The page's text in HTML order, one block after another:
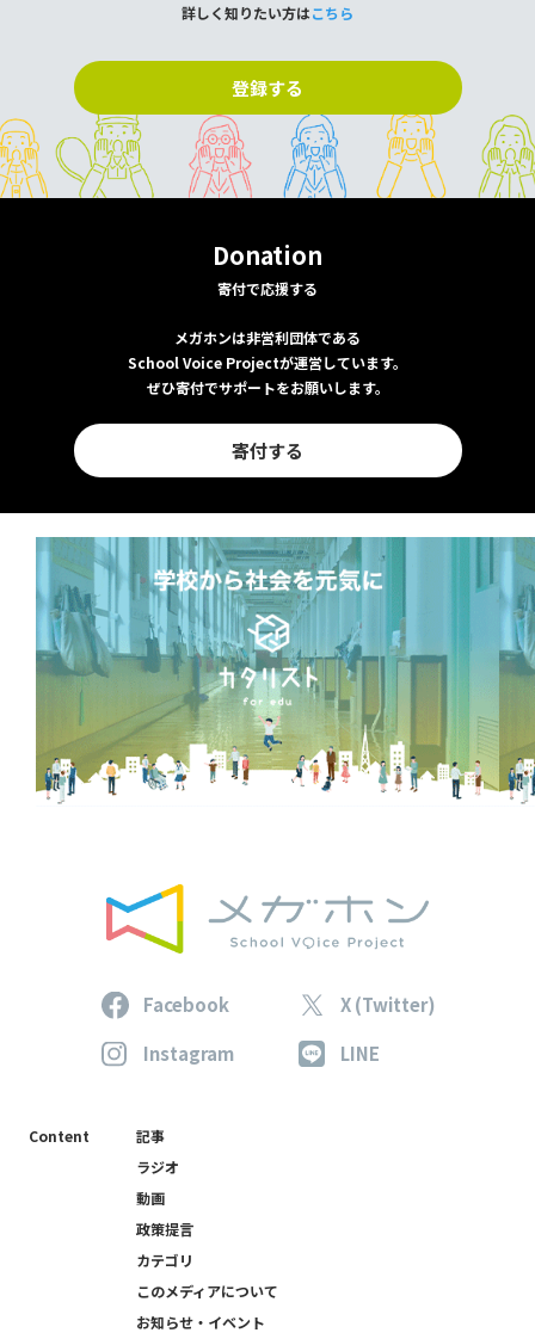
詳しく知りたい方はこちら
登録する
Donation
寄付で応援する
メガホンは非営利団体である
School Voice Projectが運営しています。
ぜひ寄付でサポートをお願いします。
寄付する
Facebook
X (Twitter)
Instagram
LINE
Content
記事
ラジオ
動画
政策提言
カテゴリ
このメディアについて
お知らせ・イベント